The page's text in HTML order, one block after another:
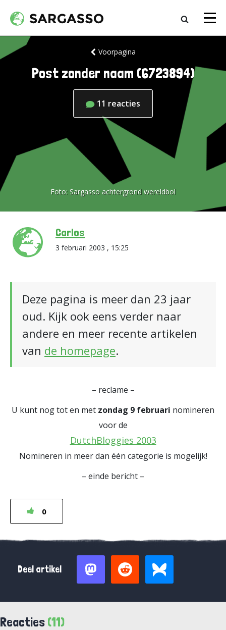
Voorpagina
Post zonder naam (6723894)
11 reacties
Foto: Sargasso achtergrond wereldbol
Carlos
3 februari 2003 , 15:25
Deze pagina is meer dan 23 jaar
oud. Kijk ook eens verder naar
andere en meer recente artikelen
van de homepage.
– reclame –
U kunt nog tot en met zondag 9 februari nomineren
voor de
DutchBloggies 2003
Nomineren in meer dan één categorie is mogelijk!
– einde bericht –
0
Deel artikel
Reacties (11)